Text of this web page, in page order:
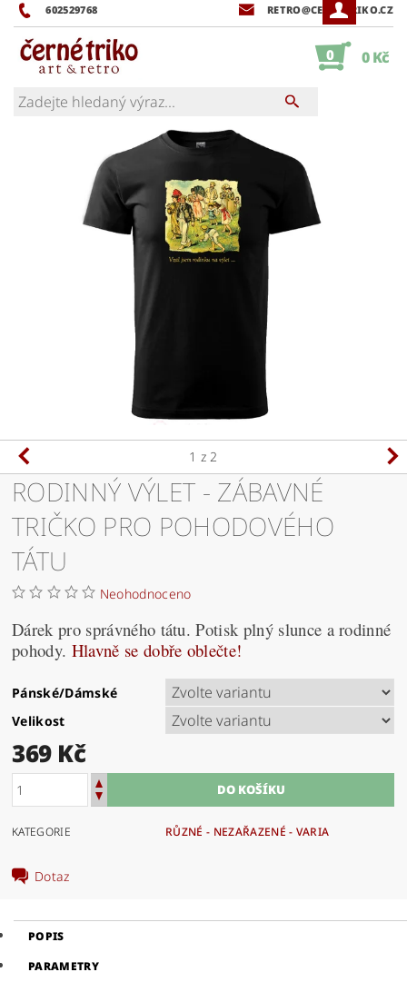
602529768 RETRO@CERNETRIKO.CZ
0 0 Kč
1 z 2
RODINNÝ VÝLET - ZÁBAVNÉ
TRIČKO PRO POHODOVÉHO
TÁTU
Neohodnoceno
Dárek pro správného tátu. Potisk plný slunce a rodinné
pohody. Hlavně se dobře oblečte!
Pánské/Dámské
Velikost
369 Kč
KATEGORIE RŮZNÉ - NEZAŘAZENÉ - VARIA
Dotaz
POPIS
PARAMETRY